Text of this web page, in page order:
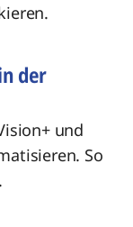
der
und
So